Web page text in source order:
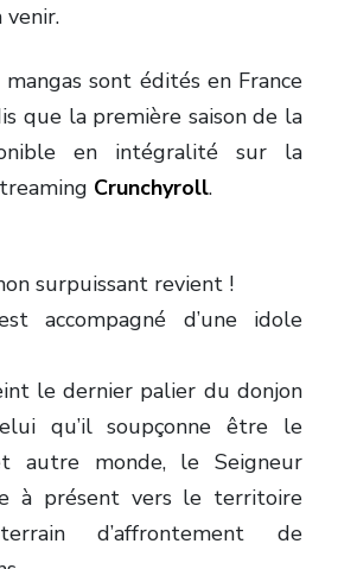
venir.
sont édités en France
que la première saison de la
en intégralité sur la
Crunchyroll.
surpuissant revient !
accompagné d’une idole
le dernier palier du donjon
qu’il soupçonne être le
autre monde, le Seigneur
à présent vers le territoire
d’affrontement de